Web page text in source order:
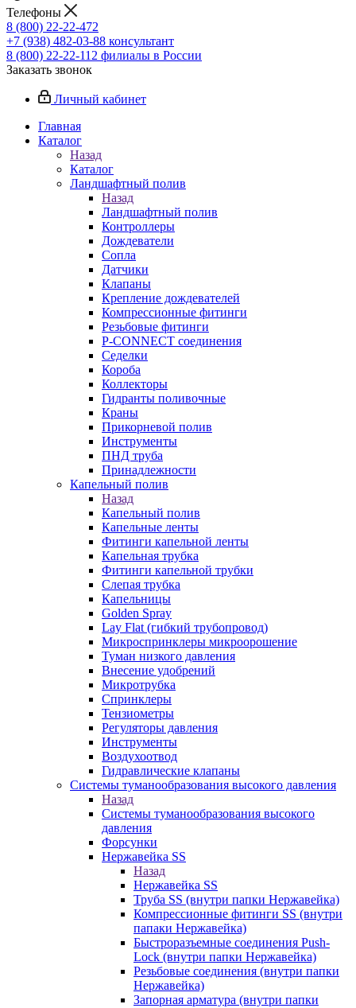
Телефоны
8 (800) 22-22-472
+7 (938) 482-03-88 консультант
8 (800) 22-22-112 филиалы в России
Заказать звонок
Личный кабинет
Главная
Каталог
Назад
Каталог
Ландшафтный полив
Назад
Ландшафтный полив
Контроллеры
Дождеватели
Сопла
Датчики
Клапаны
Крепление дождевателей
Компрессионные фитинги
Резьбовые фитинги
P-CONNECT соединения
Седелки
Короба
Коллекторы
Гидранты поливочные
Краны
Прикорневой полив
Инструменты
ПНД труба
Принадлежности
Капельный полив
Назад
Капельный полив
Капельные ленты
Фитинги капельной ленты
Капельная трубка
Фитинги капельной трубки
Слепая трубка
Капельницы
Golden Spray
Lay Flat (гибкий трубопровод)
Микроспринклеры микроорошение
Туман низкого давления
Внесение удобрений
Микротрубка
Спринклеры
Тензиометры
Регуляторы давления
Инструменты
Воздухоотвод
Гидравлические клапаны
Системы туманообразования высокого давления
Назад
Системы туманообразования высокого
давления
Форсунки
Нержавейка SS
Назад
Нержавейка SS
Труба SS (внутри папки Нержавейка)
Компрессионные фитинги SS (внутри
папаки Нержавейка)
Быстроразъемные соединения Push-
Lock (внутри папки Нержавейка)
Резьбовые соединения (внутри папки
Нержавейка)
Запорная арматура (внутри папки